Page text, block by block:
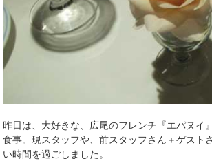
昨日は、大好きな、広尾のフレンチ『エパヌイ
食事。現スタッフや、前スタッフさん＋ゲスト
い時間を過ごしました。